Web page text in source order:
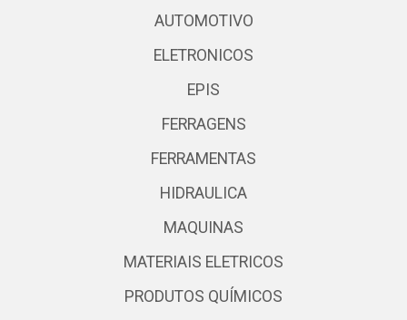
AUTOMOTIVO
ELETRONICOS
EPIS
FERRAGENS
FERRAMENTAS
HIDRAULICA
MAQUINAS
MATERIAIS ELETRICOS
PRODUTOS QUÍMICOS